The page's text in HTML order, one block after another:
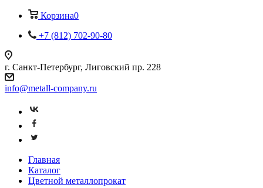
Корзина0
+7 (812) 702-90-80
г. Санкт-Петербург, Лиговский пр. 228
info@metall-company.ru
Главная
Каталог
Цветной металлопрокат